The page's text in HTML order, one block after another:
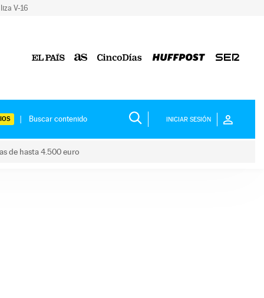
V-16
INICIAR SESIÓN
de hasta 4.500 euro